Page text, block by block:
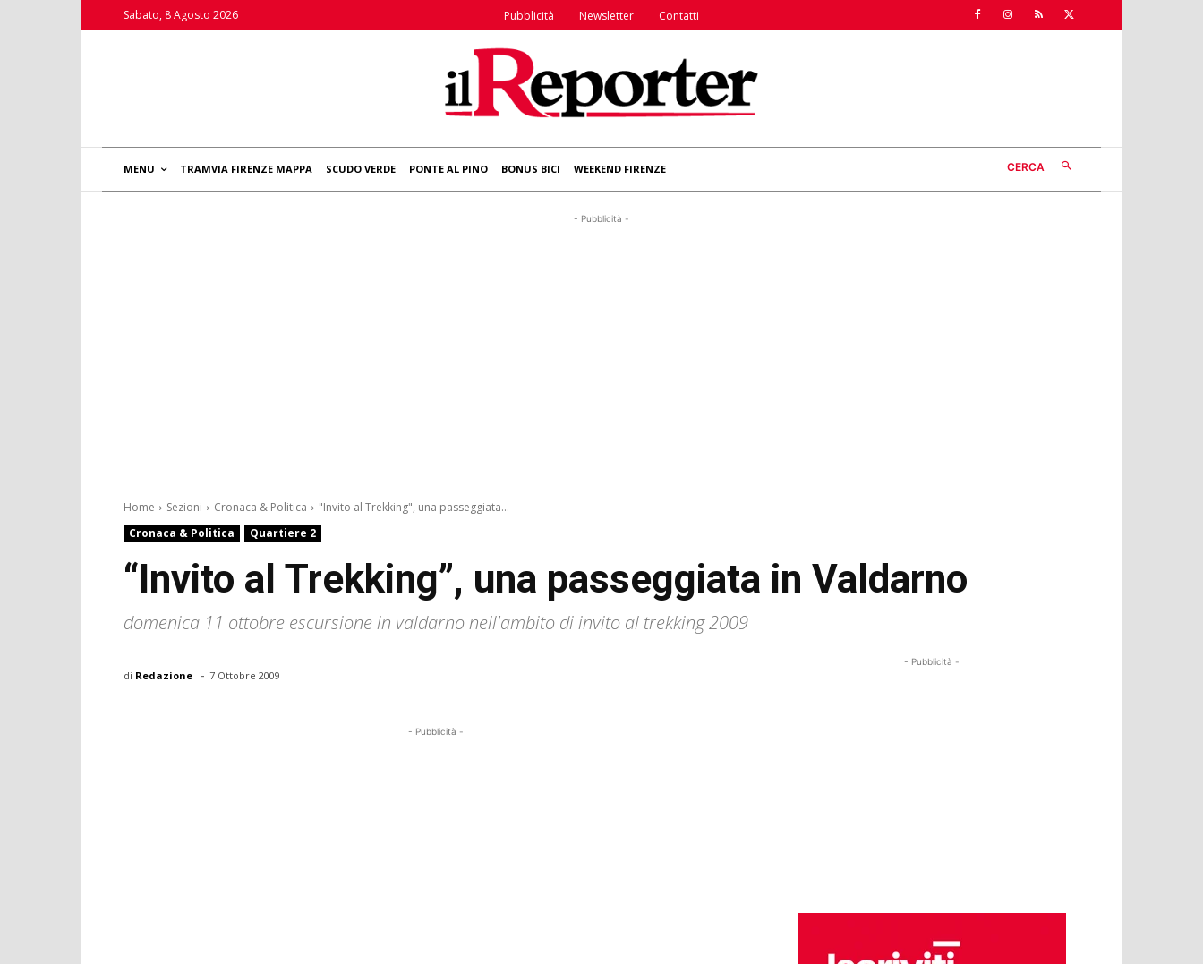
Sabato, 8 Agosto 2026 Pubblicità Newsletter Contatti
MENU TRAMVIA FIRENZE MAPPA SCUDO VERDE PONTE AL PINO BONUS BICI WEEKEND FIRENZE CERCA
- Pubblicità -
Home Sezioni Cronaca & Politica
"Invito al Trekking", una passeggiata...
Cronaca & Politica
Quartiere 2
“Invito al Trekking”, una passeggiata in Valdarno
domenica 11 ottobre escursione in valdarno nell'ambito di invito al trekking 2009
di Redazione - 7 Ottobre 2009
- Pubblicità -
- Pubblicità -